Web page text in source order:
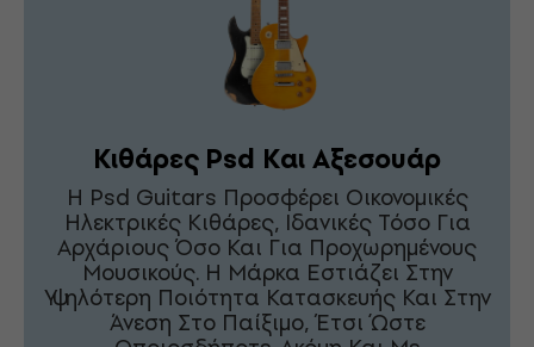
Κιθάρες Psd Και Αξεσουάρ
Η Psd Guitars Προσφέρει Οικονομικές
Ηλεκτρικές Κιθάρες, Ιδανικές Τόσο Για
Αρχάριους Όσο Και Για Προχωρημένους
Μουσικούς. Η Μάρκα Εστιάζει Στην
Υψηλότερη Ποιότητα Κατασκευής Και Στην
Άνεση Στο Παίξιμο, Έτσι Ώστε